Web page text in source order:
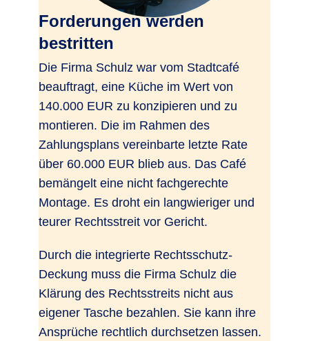
Forderungen werden
bestritten
Die Firma Schulz war vom Stadtcafé
beauftragt, eine Küche im Wert von
140.000 EUR zu konzipieren und zu
montieren. Die im Rahmen des
Zahlungsplans vereinbarte letzte Rate
über 60.000 EUR blieb aus. Das Café
bemängelt eine nicht fachgerechte
Montage. Es droht ein langwieriger und
teurer Rechtsstreit vor Gericht.
Durch die integrierte Rechtsschutz-
Deckung muss die Firma Schulz die
Klärung des Rechtsstreits nicht aus
eigener Tasche bezahlen. Sie kann ihre
Ansprüche rechtlich durchsetzen lassen.